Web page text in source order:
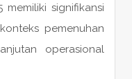
memiliki signifikansi
pemenuhan
operasional